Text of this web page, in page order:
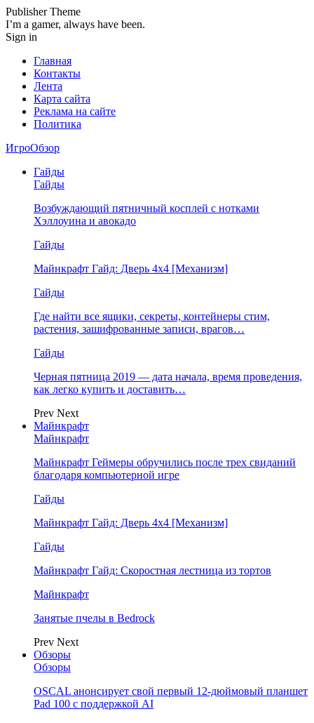
Publisher Theme
I’m a gamer, always have been.
Sign in
Главная
Контакты
Лента
Карта сайта
Реклама на сайте
Политика
ИгроОбзор
Гайды
Гайды
Возбуждающий пятничный косплей с нотками
Хэллоуина и авокадо
Гайды
Майнкрафт Гайд: Дверь 4х4 [Механизм]
Гайды
Где найти все ящики, секреты, контейнеры стим,
растения, зашифрованные записи, врагов…
Гайды
Черная пятница 2019 — дата начала, время проведения,
как легко купить и доставить…
Prev Next
Майнкрафт
Майнкрафт
Майнкрафт Геймеры обручились после трех свиданий
благодаря компьютерной игре
Гайды
Майнкрафт Гайд: Дверь 4х4 [Механизм]
Гайды
Майнкрафт Гайд: Скоростная лестница из тортов
Майнкрафт
Занятые пчелы в Bedrock
Prev Next
Обзоры
Обзоры
OSCAL анонсирует свой первый 12-дюймовый планшет
Pad 100 с поддержкой AI